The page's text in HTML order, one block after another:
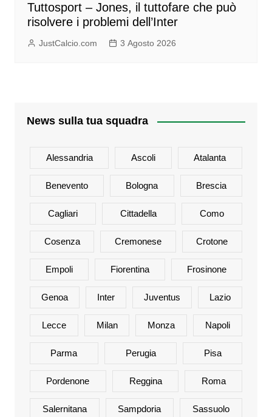
Tuttosport – Jones, il tuttofare che può
risolvere i problemi dell’Inter
JustCalcio.com 3 Agosto 2026
News sulla tua squadra
Alessandria Ascoli Atalanta
Benevento Bologna Brescia
Cagliari Cittadella Como
Cosenza Cremonese Crotone
Empoli Fiorentina Frosinone
Genoa Inter Juventus Lazio
Lecce Milan Monza Napoli
Parma Perugia Pisa
Pordenone Reggina Roma
Salernitana Sampdoria Sassuolo